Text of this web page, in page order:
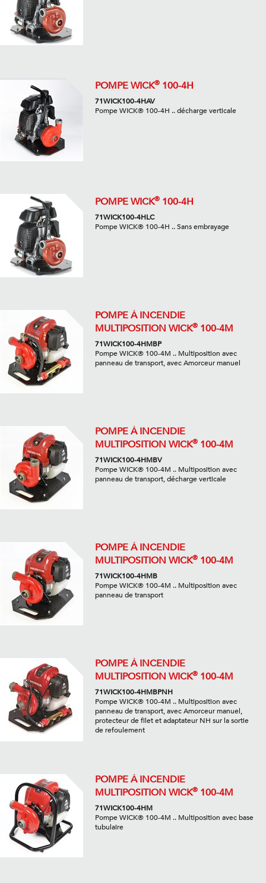
POMPE WICK® 100-4H
71WICK100-4HAV
Pompe WICK® 100-4H .. décharge verticale
POMPE WICK® 100-4H
71WICK100-4HLC
Pompe WICK® 100-4H .. Sans embrayage
POMPE À INCENDIE
MULTIPOSITION WICK® 100-4M
71WICK100-4HMBP
Pompe WICK® 100-4M .. Multiposition avec
panneau de transport, avec Amorceur manuel
POMPE À INCENDIE
MULTIPOSITION WICK® 100-4M
71WICK100-4HMBV
Pompe WICK® 100-4M .. Multiposition avec
panneau de transport, décharge verticale
POMPE À INCENDIE
MULTIPOSITION WICK® 100-4M
71WICK100-4HMB
Pompe WICK® 100-4M .. Multiposition avec
panneau de transport
POMPE À INCENDIE
MULTIPOSITION WICK® 100-4M
71WICK100-4HMBPNH
Pompe WICK® 100-4M .. Multiposition avec
panneau de transport, avec Amorceur manuel,
protecteur de filet et adaptateur NH sur la sortie
de refoulement
POMPE À INCENDIE
MULTIPOSITION WICK® 100-4M
71WICK100-4HM
Pompe WICK® 100-4M .. Multiposition avec base
tubulaire